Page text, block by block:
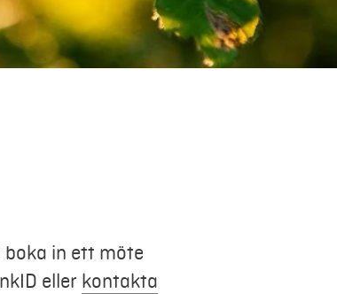
in ett möte
eller kontakta